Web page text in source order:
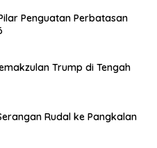
Penguatan Perbatasan
Trump di Tengah
Rudal ke Pangkalan